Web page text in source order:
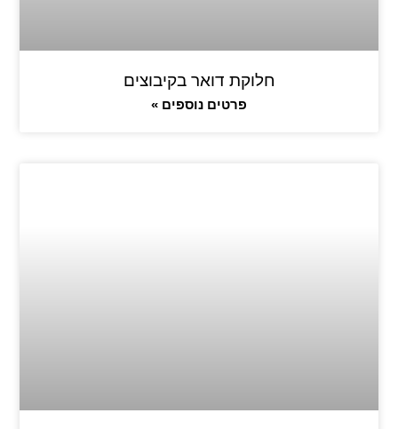
חלוקת דואר בקיבוצים
פרטים נוספים »